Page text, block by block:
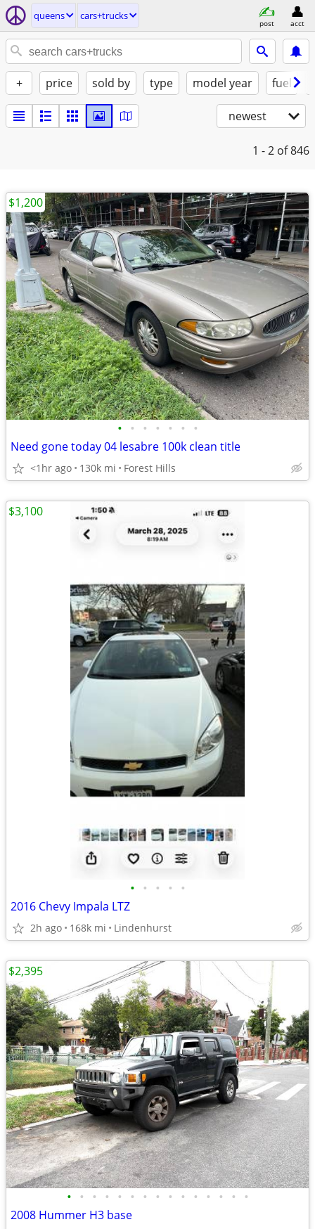
queens cars+trucks
post acct
+ price sold by type model year fuel
newest
1 - 2 of 846
• • • • • • •
Need gone today 04 lesabre 100k clean title
<1hr ago 130k mi Forest Hills
$1,200
• • • • •
2016 Chevy Impala LTZ
2h ago 168k mi Lindenhurst
$3,100
• • • • • • • • • • • • • • •
2008 Hummer H3 base
$2,395